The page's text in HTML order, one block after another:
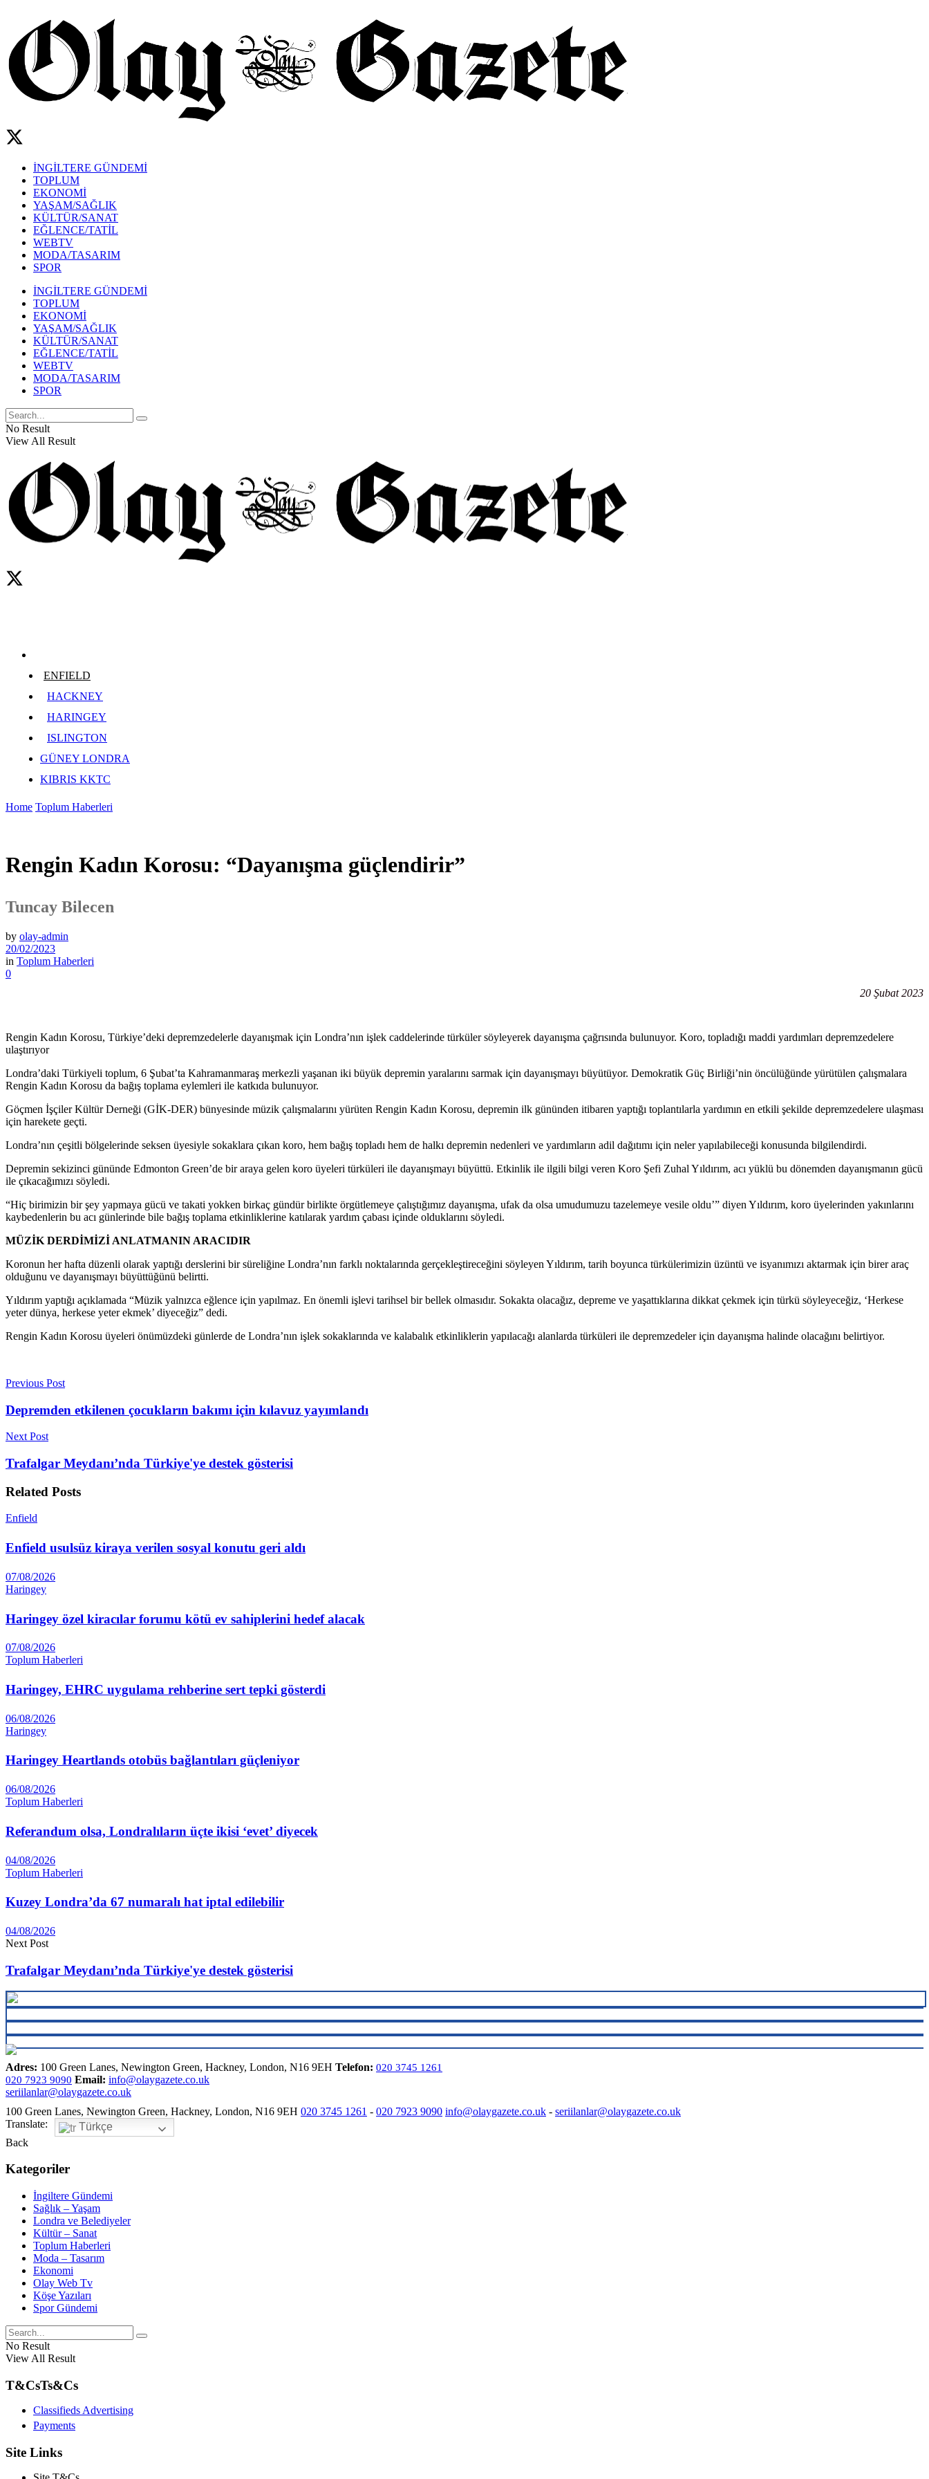
İNGİLTERE GÜNDEMİ
TOPLUM
EKONOMİ
YAŞAM/SAĞLIK
KÜLTÜR/SANAT
EĞLENCE/TATİL
WEBTV
MODA/TASARIM
SPOR
İNGİLTERE GÜNDEMİ
TOPLUM
EKONOMİ
YAŞAM/SAĞLIK
KÜLTÜR/SANAT
EĞLENCE/TATİL
WEBTV
MODA/TASARIM
SPOR
No Result
View All Result
ENFIELD
HACKNEY
HARINGEY
ISLINGTON
GÜNEY LONDRA
KIBRIS KKTC
Home Toplum Haberleri
Rengin Kadın Korosu: “Dayanışma güçlendirir”
Tuncay Bilecen
by olay-admin
20/02/2023
in Toplum Haberleri
0
20 Şubat 2023
Rengin Kadın Korosu, Türkiye’deki depremzedelerle dayanışmak için Londra’nın işlek caddelerinde türküler söyleyerek dayanışma çağrısında bulunuyor. Koro, topladığı maddi yardımları depremzedelere
ulaştırıyor
Londra’daki Türkiyeli toplum, 6 Şubat’ta Kahramanmaraş merkezli yaşanan iki büyük depremin yaralarını sarmak için dayanışmayı büyütüyor. Demokratik Güç Birliği’nin öncülüğünde yürütülen çalışmalara
Rengin Kadın Korosu da bağış toplama eylemleri ile katkıda bulunuyor.
Göçmen İşçiler Kültür Derneği (GİK-DER) bünyesinde müzik çalışmalarını yürüten Rengin Kadın Korosu, depremin ilk gününden itibaren yaptığı toplantılarla yardımın en etkili şekilde depremzedelere ulaşması
için harekete geçti.
Londra’nın çeşitli bölgelerinde seksen üyesiyle sokaklara çıkan koro, hem bağış topladı hem de halkı depremin nedenleri ve yardımların adil dağıtımı için neler yapılabileceği konusunda bilgilendirdi.
Depremin sekizinci gününde Edmonton Green’de bir araya gelen koro üyeleri türküleri ile dayanışmayı büyüttü. Etkinlik ile ilgili bilgi veren Koro Şefi Zuhal Yıldırım, acı yüklü bu dönemden dayanışmanın gücü
ile çıkacağımızı söyledi.
“Hiç birimizin bir şey yapmaya gücü ve takati yokken birkaç gündür birlikte örgütlemeye çalıştığımız dayanışma, ufak da olsa umudumuzu tazelemeye vesile oldu’” diyen Yıldırım, koro üyelerinden yakınlarını
kaybedenlerin bu acı günlerinde bile bağış toplama etkinliklerine katılarak yardım çabası içinde olduklarını söyledi.
MÜZİK DERDİMİZİ ANLATMANIN ARACIDIR
Koronun her hafta düzenli olarak yaptığı derslerini bir süreliğine Londra’nın farklı noktalarında gerçekleştireceğini söyleyen Yıldırım, tarih boyunca türkülerimizin üzüntü ve isyanımızı aktarmak için birer araç
olduğunu ve dayanışmayı büyüttüğünü belirtti.
Yıldırım yaptığı açıklamada “Müzik yalnızca eğlence için yapılmaz. En önemli işlevi tarihsel bir bellek olmasıdır. Sokakta olacağız, depreme ve yaşattıklarına dikkat çekmek için türkü söyleyeceğiz, ‘Herkese
yeter dünya, herkese yeter ekmek’ diyeceğiz” dedi.
Rengin Kadın Korosu üyeleri önümüzdeki günlerde de Londra’nın işlek sokaklarında ve kalabalık etkinliklerin yapılacağı alanlarda türküleri ile depremzedeler için dayanışma halinde olacağını belirtiyor.
Previous Post
Depremden etkilenen çocukların bakımı için kılavuz yayımlandı
Next Post
Trafalgar Meydanı’nda Türkiye'ye destek gösterisi
Related Posts
Enfield
Enfield usulsüz kiraya verilen sosyal konutu geri aldı
07/08/2026
Haringey
Haringey özel kiracılar forumu kötü ev sahiplerini hedef alacak
07/08/2026
Toplum Haberleri
Haringey, EHRC uygulama rehberine sert tepki gösterdi
06/08/2026
Haringey
Haringey Heartlands otobüs bağlantıları güçleniyor
06/08/2026
Toplum Haberleri
Referandum olsa, Londralıların üçte ikisi ‘evet’ diyecek
04/08/2026
Toplum Haberleri
Kuzey Londra’da 67 numaralı hat iptal edilebilir
04/08/2026
Next Post
Trafalgar Meydanı’nda Türkiye'ye destek gösterisi
Adres: 100 Green Lanes, Newington Green, Hackney, London, N16 9EH Telefon: 020 3745 1261
020 7923 9090 Email: info@olaygazete.co.uk
seriilanlar@olaygazete.co.uk
100 Green Lanes, Newington Green, Hackney, London, N16 9EH 020 3745 1261 - 020 7923 9090 info@olaygazete.co.uk - seriilanlar@olaygazete.co.uk
Translate:
Türkçe
Back
Kategoriler
İngiltere Gündemi
Sağlık – Yaşam
Londra ve Belediyeler
Kültür – Sanat
Toplum Haberleri
Moda – Tasarım
Ekonomi
Olay Web Tv
Köşe Yazıları
Spor Gündemi
No Result
View All Result
T&CsTs&Cs
Classifieds Advertising
Payments
Site Links